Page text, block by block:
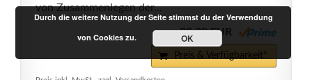
von Zusammenlegen der...
29,99 EUR
Preis & Verfügbarkeit*
Durch die weitere Nutzung der Seite stimmst du der Verwendung
von Cookies zu.
OK